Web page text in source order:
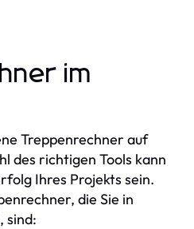
im
Treppenrechner auf
des richtigen Tools kann
Ihres Projekts sein.
die Sie in
sind: